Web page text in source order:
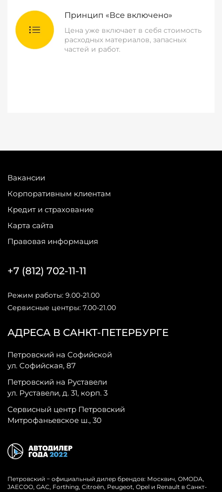
Принцип «Все включено»
Цена уже включает в себя стоимость
расходных материалов, запасных
частей и работ.
Вакансии
Корпоративным клиентам
Кредит и страхование
Карта сайта
Правовая информация
АДРЕСА В САНКТ-ПЕТЕРБУРГЕ
Петровский на Софийской
ул. Софийская, 87
Петровский на Руставели
ул. Руставели, д. 31, корп. 3
Сервисный центр Петровский
Митрофаньевское ш., 30
+7 (812) 702-11-11
Режим работы: 9.00-21.00
Сервисные центры: 7.00-21.00
Петровский − официальный дилер брендов: Москвич, OMODA,
JAECOO, GAC, Forthing, Citroёn, Peugeot, Opel и Renault в Санкт-